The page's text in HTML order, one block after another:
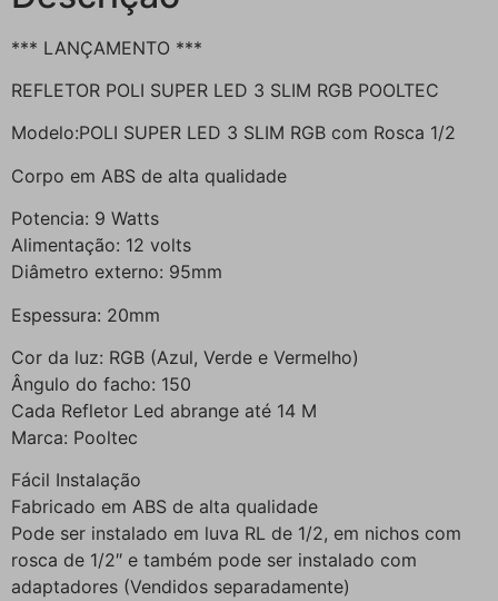
*** LANÇAMENTO ***
REFLETOR POLI SUPER LED 3 SLIM RGB POOLTEC
Modelo:POLI SUPER LED 3 SLIM RGB com Rosca 1/2
Corpo em ABS de alta qualidade
Potencia: 9 Watts
Alimentação: 12 volts
Diâmetro externo: 95mm
Espessura: 20mm
Cor da luz: RGB (Azul, Verde e Vermelho)
Ângulo do facho: 150
Cada Refletor Led abrange até 14 M
Marca: Pooltec
Fácil Instalação
Fabricado em ABS de alta qualidade
Pode ser instalado em luva RL de 1/2, em nichos com
rosca de 1/2″ e também pode ser instalado com
adaptadores (Vendidos separadamente)